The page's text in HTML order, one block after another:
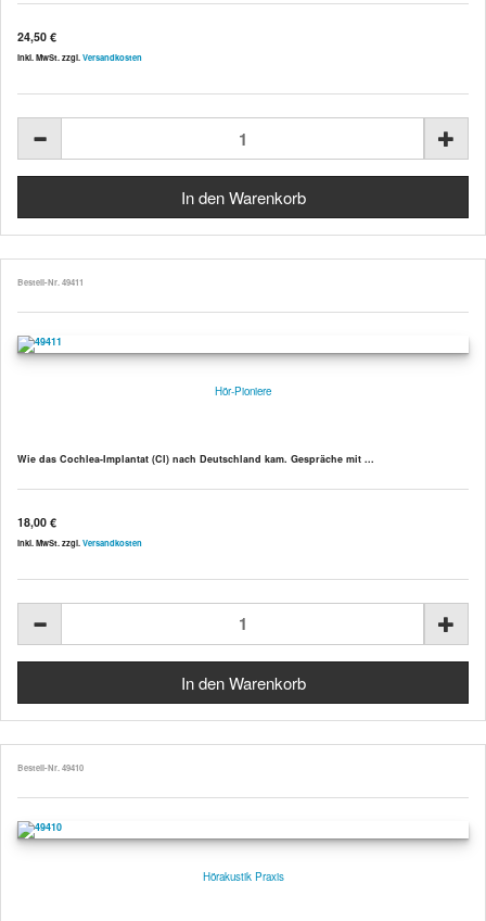
24,50 €
inkl. MwSt. zzgl. Versandkosten
Bestell-Nr. 49411
Hör-Pioniere
Wie das Cochlea-Implantat (CI) nach Deutschland kam. Gespräche mit ...
18,00 €
inkl. MwSt. zzgl. Versandkosten
Bestell-Nr. 49410
Hörakustik Praxis